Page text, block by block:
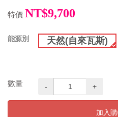
特價 NT$9,700
能源別 天然(自來瓦斯)
數量 - +
加入